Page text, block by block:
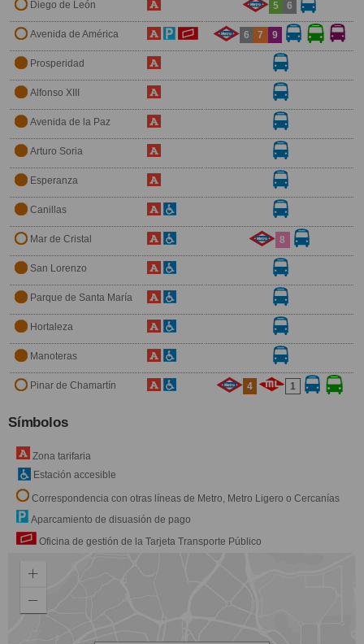
Diego de León 5 6
Avenida de América 6 7 9
Prosperidad
Alfonso XIII
Avenida de la Paz
Arturo Soria
Esperanza
Canillas
Mar de Cristal 8
San Lorenzo
Parque de Santa María
Hortaleza
Manoteras
Pinar de Chamartín 4 1
Símbolos
Zona tarifaria
Estación accesible
Correspondencia con otras líneas de Metro, Metro Ligero o Cercanías
Aparcamiento de disuasión de pago
Oficina de gestión de la Tarjeta Transporte Público